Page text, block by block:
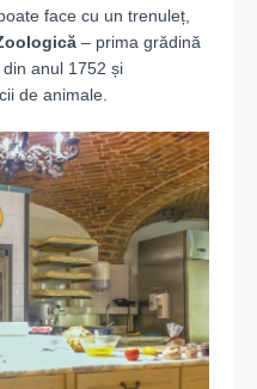
face cu un trenuleț,
– prima grădină
anul 1752 și
de animale.